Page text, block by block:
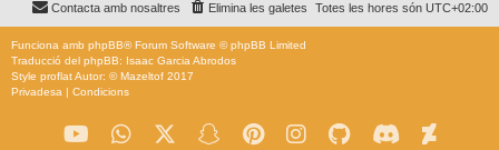
Totes les hores són UTC+02:00
Elimina les galetes
Contacta amb nosaltres
Funciona amb phpBB® Forum Software © phpBB Limited
Traducció del phpBB: Isaac Garcia Abrodos
Style proflatAutor: ©Mazeltof 2017
Privadesa | Condicions